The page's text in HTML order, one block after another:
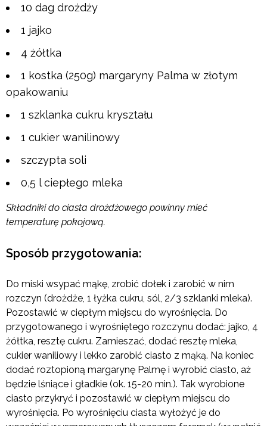
10 dag drożdży
1 jajko
4 żółtka
1 kostka (250g) margaryny Palma w złotym
opakowaniu
1 szklanka cukru kryształu
1 cukier wanilinowy
szczypta soli
0,5 l ciepłego mleka
Składniki do ciasta drożdżowego powinny mieć
temperaturę pokojową.
Sposób przygotowania:
Do miski wsypać mąkę, zrobić dołek i zarobić w nim
rozczyn (drożdże, 1 łyżka cukru, sól, 2/3 szklanki mleka).
Pozostawić w ciepłym miejscu do wyrośnięcia. Do
przygotowanego i wyrośniętego rozczynu dodać: jajko, 4
żółtka, resztę cukru. Zamieszać, dodać resztę mleka,
cukier waniliowy i lekko zarobić ciasto z mąką. Na koniec
dodać roztopioną margarynę Palmę i wyrobić ciasto, aż
będzie lśniące i gładkie (ok. 15-20 min.). Tak wyrobione
ciasto przykryć i pozostawić w ciepłym miejscu do
wyrośnięcia. Po wyrośnięciu ciasta wyłożyć je do